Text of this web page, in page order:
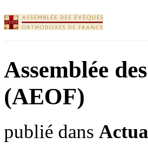
Assemblée
(AEOF)
publié dans